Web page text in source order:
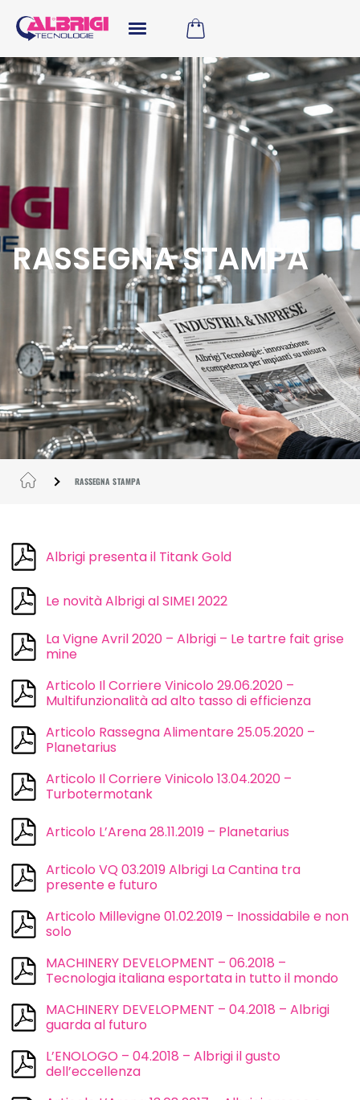
RASSEGNA STAMPA
RASSEGNA STAMPA
Albrigi presenta il Titank Gold
Le novità Albrigi al SIMEI 2022
La Vigne Avril 2020 – Albrigi – Le tartre fait grise
mine
Articolo Il Corriere Vinicolo 29.06.2020 –
Multifunzionalità ad alto tasso di efficienza
Articolo Rassegna Alimentare 25.05.2020 –
Planetarius
Articolo Il Corriere Vinicolo 13.04.2020 –
Turbotermotank
Articolo L’Arena 28.11.2019 – Planetarius
Articolo VQ 03.2019 Albrigi La Cantina tra
presente e futuro
Articolo Millevigne 01.02.2019 – Inossidabile e non
solo
MACHINERY DEVELOPMENT – 06.2018 –
Tecnologia italiana esportata in tutto il mondo
MACHINERY DEVELOPMENT – 04.2018 – Albrigi
guarda al futuro
L’ENOLOGO – 04.2018 – Albrigi il gusto
dell’eccellenza